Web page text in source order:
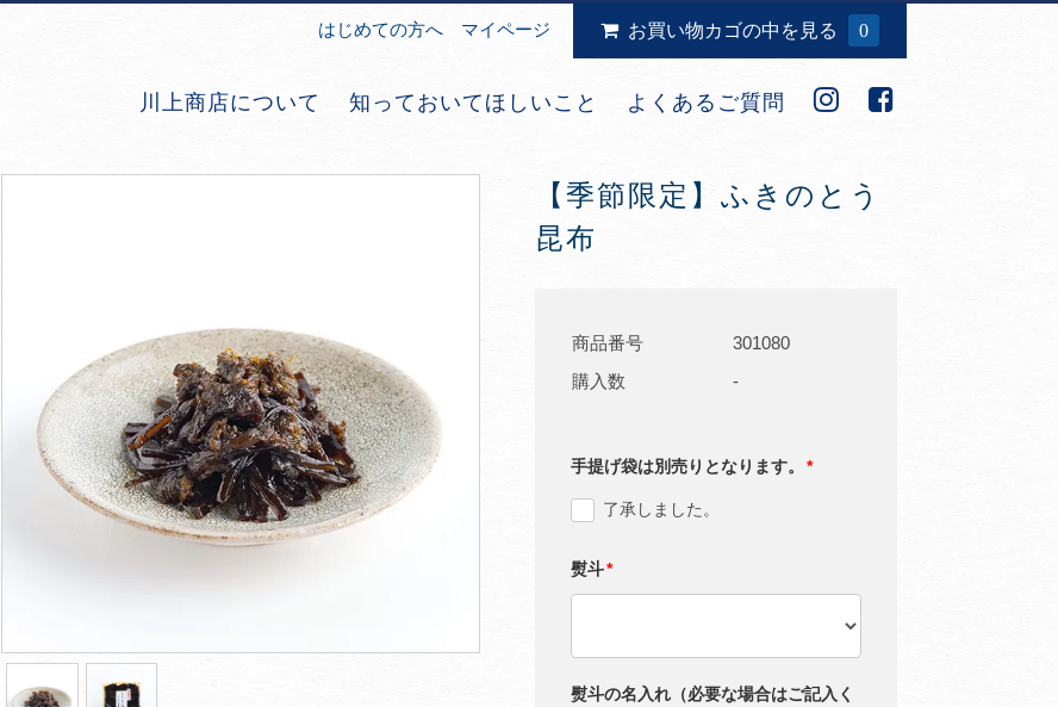
はじめての方へ マイページ お買い物カゴの中を見る 0
川上商店について 知っておいてほしいこと よくあるご質問
【季節限定】ふきのとう
昆布
商品番号
301080
購入数
-
手提げ袋は別売りとなります。 *
了承しました。
熨斗*
熨斗の名入れ（必要な場合はご記入く